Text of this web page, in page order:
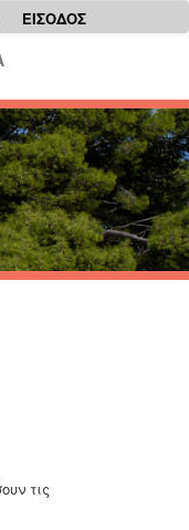
ΕΙΣΟΔΟΣ
τις